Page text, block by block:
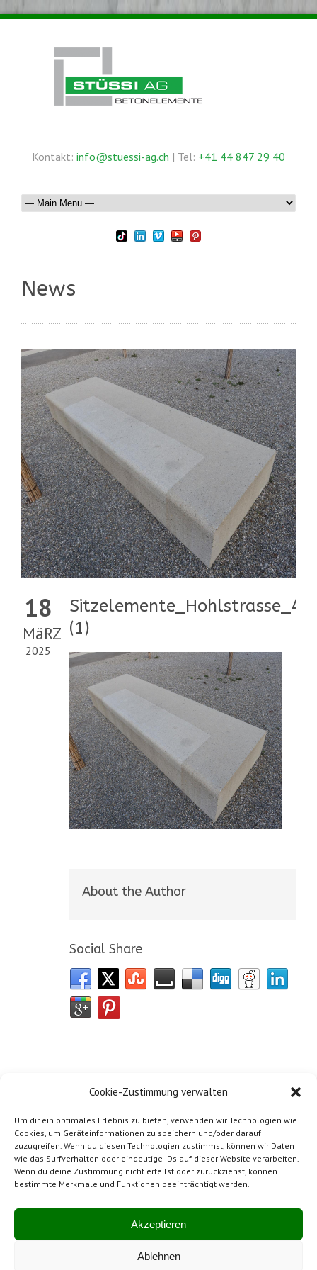
Cookie-Zustimmung verwalten
Um dir ein optimales Erlebnis zu bieten, verwenden wir Technologien wie
Cookies, um Geräteinformationen zu speichern und/oder darauf
zuzugreifen. Wenn du diesen Technologien zustimmst, können wir Daten
wie das Surfverhalten oder eindeutige IDs auf dieser Website verarbeiten.
Wenn du deine Zustimmung nicht erteilst oder zurückziehst, können
bestimmte Merkmale und Funktionen beeinträchtigt werden.
Akzeptieren
Ablehnen
Kontakt: info@stuessi-ag.ch | Tel: +41 44 847 29 40
News
18
MäRZ
2025
(1)
About the Author
Social Share
Mitglied von SwissBeton